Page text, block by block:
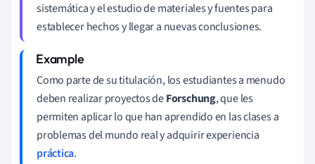
sistemática y el estudio de materiales y fuentes para
establecer hechos y llegar a nuevas conclusiones.
Como parte de su titulación, los estudiantes a menudo
deben realizar proyectos deForschung, que les
permiten aplicar lo que han aprendido en las clases a
problemas del mundo real y adquirir experiencia
práctica.